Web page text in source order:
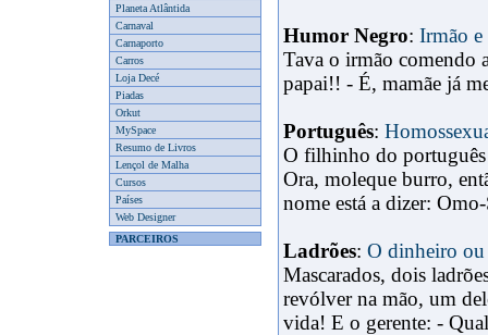
Planeta Atlântida
Carnaval
Carnaporto
Carros
Loja Decé
Piadas
Orkut
MySpace
Resumo de Livros
Lençol de Malha
Cursos
Países
Web Designer
PARCEIROS
Humor Negro: Irmão e
Tava o irmão comendo
papai!! - É, mamãe já
Português:
O filhinho do português
Ora, moleque burro,
nome está a dizer:
Ladrões: O dinheiro ou
Mascarados, dois
revólver na mão, um
vida! E o gerente: -